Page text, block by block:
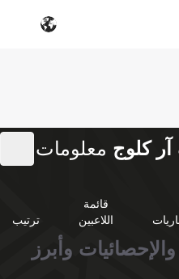
كلوج معلومات
قائمة
اللاعبين
ترتيب
وأبرز